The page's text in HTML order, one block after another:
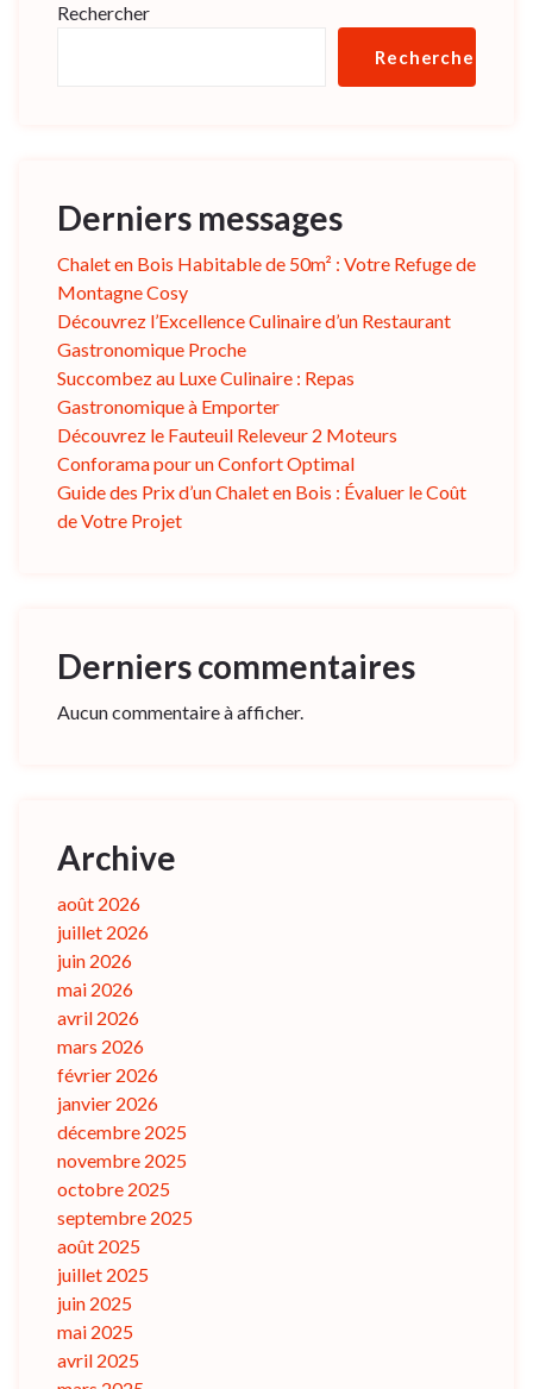
Rechercher
Rechercher
Derniers messages
Chalet en Bois Habitable de 50m² : Votre Refuge de
Montagne Cosy
Découvrez l’Excellence Culinaire d’un Restaurant
Gastronomique Proche
Succombez au Luxe Culinaire : Repas
Gastronomique à Emporter
Découvrez le Fauteuil Releveur 2 Moteurs
Conforama pour un Confort Optimal
Guide des Prix d’un Chalet en Bois : Évaluer le Coût
de Votre Projet
Derniers commentaires
Aucun commentaire à afficher.
Archive
août 2026
juillet 2026
juin 2026
mai 2026
avril 2026
mars 2026
février 2026
janvier 2026
décembre 2025
novembre 2025
octobre 2025
septembre 2025
août 2025
juillet 2025
juin 2025
mai 2025
avril 2025